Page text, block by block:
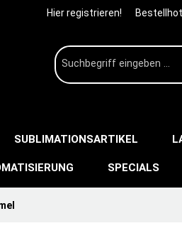
Hier registrieren!
SUBLIMATIONSARTIKEL
SPECIALS